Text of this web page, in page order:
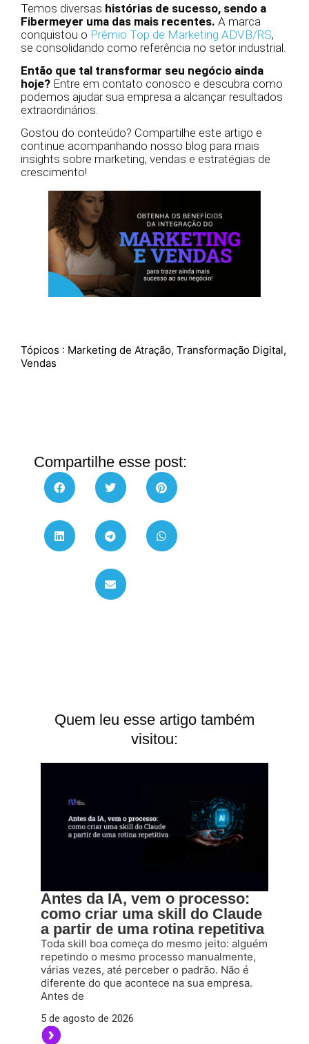
Temos diversas histórias de sucesso, sendo a
Fibermeyer uma das mais recentes. A marca
conquistou o Prêmio Top de Marketing ADVB/RS,
se consolidando como referência no setor industrial.
Então que tal transformar seu negócio ainda
hoje? Entre em contato conosco e descubra como
podemos ajudar sua empresa a alcançar resultados
extraordinários.
Gostou do conteúdo? Compartilhe este artigo e
continue acompanhando nosso blog para mais
insights sobre marketing, vendas e estratégias de
crescimento!
Tópicos : Marketing de Atração, Transformação Digital,
Vendas
Compartilhe esse post:
Quem leu esse artigo também
visitou:
Antes da IA, vem o processo:
como criar uma skill do Claude
a partir de uma rotina repetitiva
Toda skill boa começa do mesmo jeito: alguém
repetindo o mesmo processo manualmente,
várias vezes, até perceber o padrão. Não é
diferente do que acontece na sua empresa.
Antes de
5 de agosto de 2026